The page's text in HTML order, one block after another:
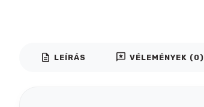
description LEÍRÁS reviews VÉLEMÉNYEK (0)